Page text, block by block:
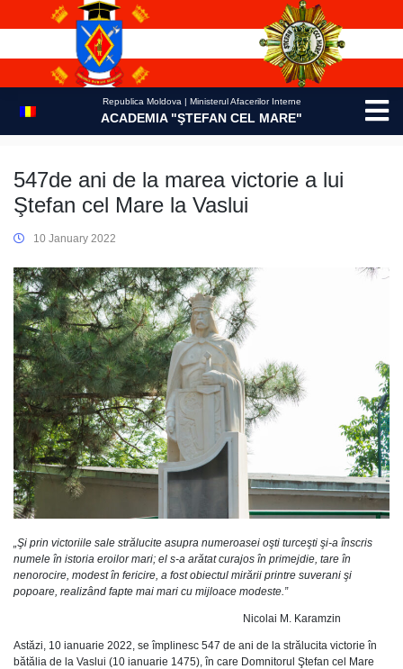
Republica Moldova | Ministerul Afacerilor Interne
ACADEMIA "ŞTEFAN CEL MARE"
547de ani de la marea victorie a lui
Ştefan cel Mare la Vaslui
10 January 2022
„Şi prin victoriile sale strălucite asupra numeroasei oşti turceşti şi-a înscris
numele în istoria eroilor mari; el s-a arătat curajos în primejdie, tare în
nenorocire, modest în fericire, a fost obiectul mirării printre suverani şi
popoare, realizând fapte mai mari cu mijloace modeste.”
Nicolai M. Karamzin
Astăzi, 10 ianuarie 2022, se împlinesc 547 de ani de la strălucita victorie în
bătălia de la Vaslui (10 ianuarie 1475), în care Domnitorul Ştefan cel Mare